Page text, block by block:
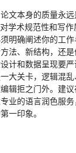
文本身的质量永远
学术规范性和写
明确阐述你的工
法、新结构，还
计和数据呈现要
大关卡，逻辑混
辑拒之门外。建
业的语言润色服
一印象。